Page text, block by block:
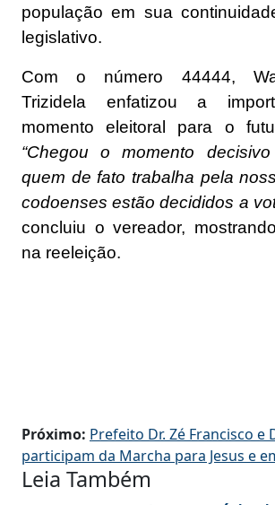
população em sua
legislativo.
Com o número 44444,
Trizidela enfatizou a
momento eleitoral para o
“Chegou o momento
quem de fato trabalha pela
codoenses estão decididos a
concluiu o vereador,
na reeleição.
Próximo: Prefeito Dr. Zé Francisco e
participam da Marcha para Jesus e
Leia Também